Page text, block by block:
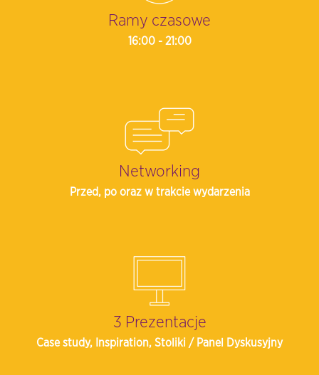
Ramy czasowe
16:00 - 21:00
Networking
Przed, po oraz w trakcie wydarzenia
3 Prezentacje
Case study, Inspiration, Stoliki / Panel Dyskusyjny